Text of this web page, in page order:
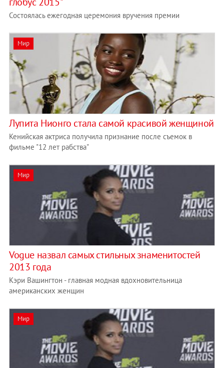
Состоялась ежегодная церемония вручения премии
Мир
Лупита Нионго стала самой красивой женщиной
Кенийская актриса получила признание после съемок в
фильме "12 лет рабства"
Мир
Vogue назвал самых стильных знаменитостей
2013 года
Кэри Вашингтон - главная модная вдохновительница
американских женщин
Мир